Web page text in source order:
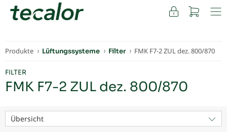
FACHKUNDEN
Produkte Lüftungssysteme Filter FMK F7-2 ZUL dez. 800/870
FILTER
FMK F7-2 ZUL dez. 800/870
Übersicht